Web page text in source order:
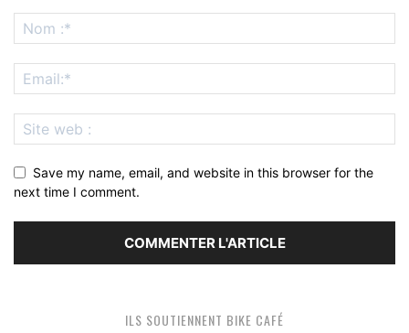
Save my name, email, and website in this browser for the
next time I comment.